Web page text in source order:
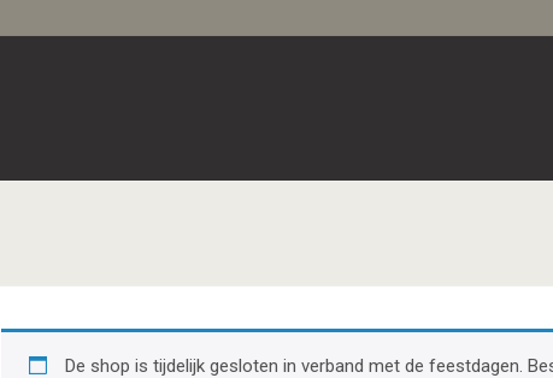
De shop is tijdelijk gesloten in verband met de feestdagen.